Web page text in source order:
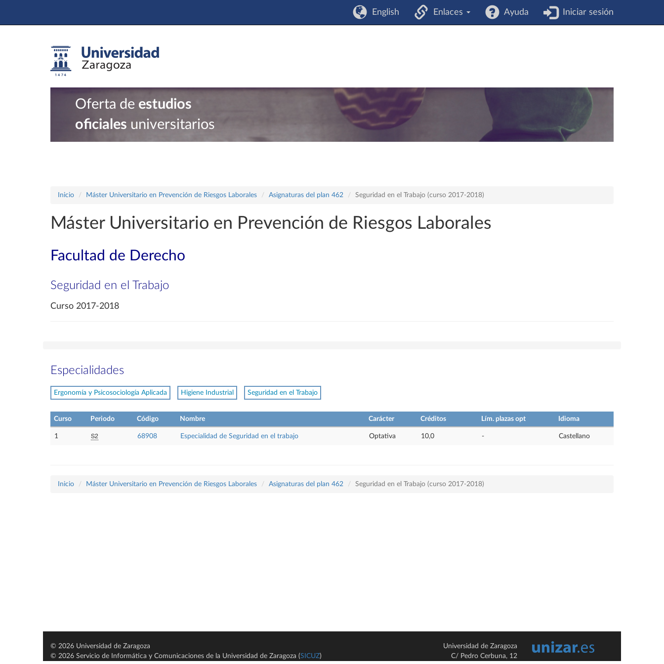
English Enlaces Ayuda Iniciar sesión
Oferta de estudios
oficiales universitarios
Inicio Máster Universitario en Prevención de Riesgos Laborales Asignaturas del plan 462 Seguridad en el Trabajo (curso 2017-2018)
Máster Universitario en Prevención de Riesgos Laborales
Facultad de Derecho
Seguridad en el Trabajo
Curso 2017-2018
Especialidades
Ergonomía y Psicosociología Aplicada Higiene Industrial Seguridad en el Trabajo
Curso Periodo Código Nombre Carácter Créditos Lím. plazas opt Idioma
1 S2 68908 Especialidad de Seguridad en el trabajo Optativa 10,0 - Castellano
Inicio Máster Universitario en Prevención de Riesgos Laborales Asignaturas del plan 462 Seguridad en el Trabajo (curso 2017-2018)
© 2026 Universidad de Zaragoza
© 2026 Servicio de Informática y Comunicaciones de la Universidad de Zaragoza (SICUZ)
Universidad de Zaragoza
C/ Pedro Cerbuna, 12